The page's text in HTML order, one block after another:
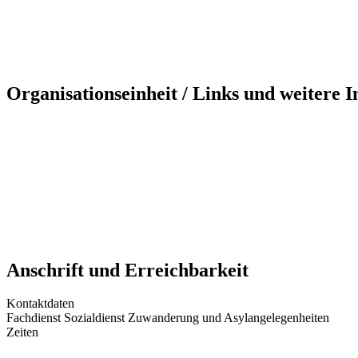
Organisationseinheit / Links und weitere
Anschrift und Erreichbarkeit
Kontaktdaten
Fachdienst Sozialdienst Zuwanderung und Asylangelegenheiten
Zeiten